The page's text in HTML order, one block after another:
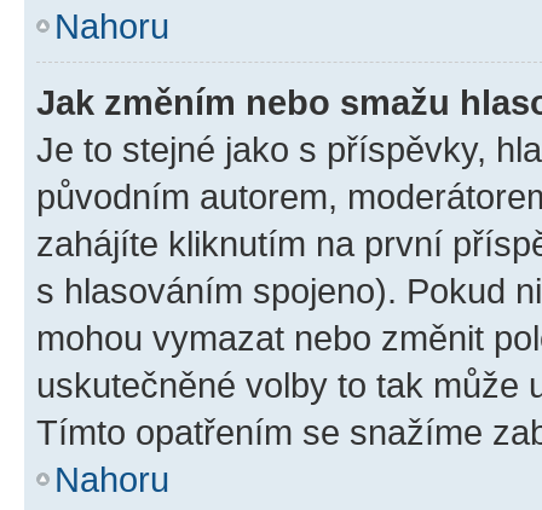
Nahoru
Jak změním nebo smažu
Je to stejné jako s příspěvky,
původním autorem,
zahájíte kliknutím na první
s hlasováním spojeno). Pokud
mohou vymazat nebo změnit
uskutečněné volby to tak může
Tímto opatřením se snažíme
Nahoru